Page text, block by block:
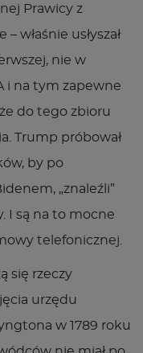
Prawicy z
właśnie usłyszał
nie w
i na tym zapewne
do tego zbioru
Trump próbował
by po
„znaleźli”
I są na to mocne
telefonicznej.
się rzeczy
urzędu
w 1789 roku